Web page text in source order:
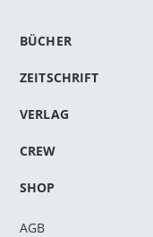
BÜCHER
ZEITSCHRIFT
VERLAG
CREW
SHOP
AGB